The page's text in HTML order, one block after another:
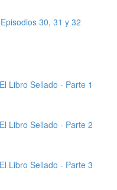
30, 31 y 32
Libro Sellado - Parte 1
Libro Sellado - Parte 2
Libro Sellado - Parte 3